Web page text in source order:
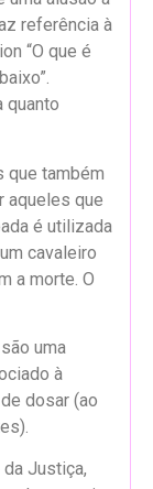
referência à
“O que é
quanto
que também
aqueles que
é utilizada
cavaleiro
a morte. O
uma
à
dosar (ao
Justiça,